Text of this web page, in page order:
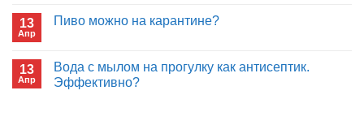
в
Сон
13
Апр
Пиво можно на карантине?
Пиво
можно
13
Апр
Вода с мылом на прогулку как антисептик.
Эффективно?